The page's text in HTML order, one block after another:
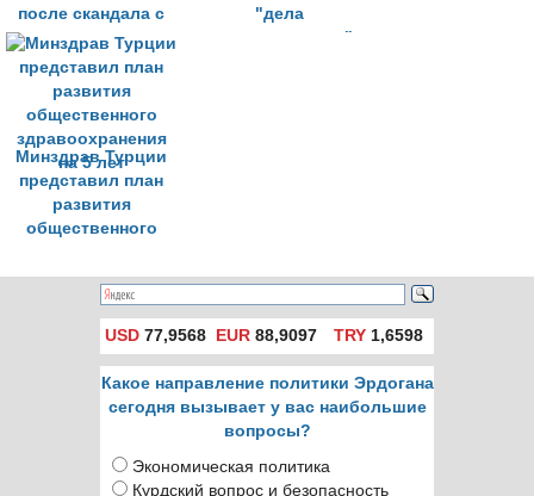
после скандала с
делом о
«новорожденных»
"дела
новорожденных"
Минздрав Турции
представил план
развития
общественного
на 5 лет
USD 77,9568 EUR 88,9097 TRY1,6598
Какое направление политики Эрдогана
сегодня вызывает у вас наибольшие
вопросы?
Экономическая политика
Курдский вопрос и безопасность